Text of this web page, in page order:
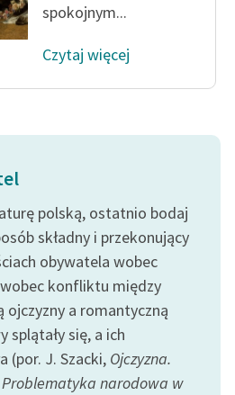
spokojnym...
Czytaj więcej
polską, ostatnio bodaj
składny i przekonujący
obywatela wobec
konfliktu między
ojczyzny a romantyczną
splątały się, a ich
(por. J. Szacki, Ojczyzna.
narodowa w